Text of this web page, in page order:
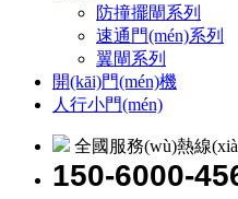
防撞擺閘系列
速通門(mén)系列
翼閘系列
開(kāi)門(mén)機
人行小門(mén)
全國服務(wù)熱線
150-6000-